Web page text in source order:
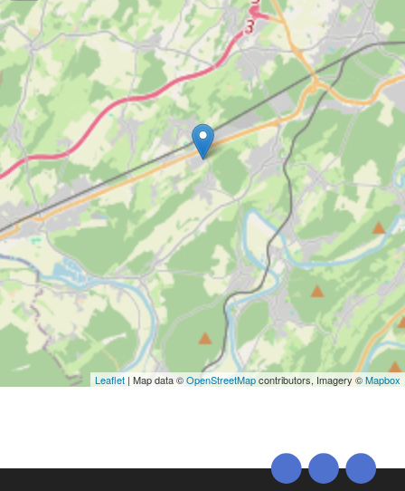
Leaflet | Map data ©OpenStreetMapcontributors, Imagery ©Mapbox